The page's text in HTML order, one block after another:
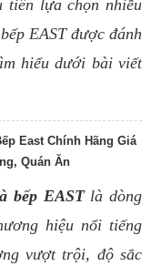
tiên lựa chọn nhiều
EAST được đánh
hiểu dưới bài viết
East Chính Hãng Giá
Quán Ăn
bếp EASTlà dòng
hiệu nổi tiếng
vượt trội, độ sắc